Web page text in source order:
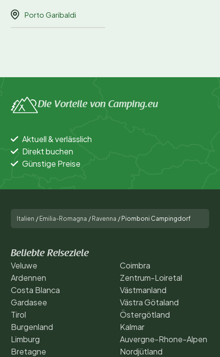
Porto Garibaldi
Die Vorteile von Camping.eu
Aktuell & verlässlich
Direkt buchen
Günstige Preise
Italien / Emilia-Romagna / Ravenna / Piomboni Campingdorf
Beliebte Reiseziele
Veluwe
Ardennen
Costa Blanca
Gardasee
Tirol
Burgenland
Limburg
Bretagne
Coimbra
Zentrum-Loiretal
Västmanland
Västra Götaland
Östergötland
Kalmar
Auvergne-Rhone-Alpen
Nordjütland